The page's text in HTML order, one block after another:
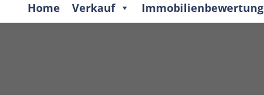
Home Verkauf Immobilienbewertung